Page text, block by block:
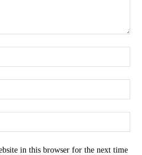
in this browser for the next time